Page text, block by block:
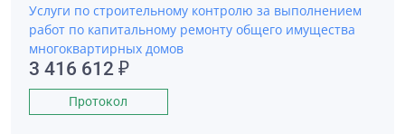
Услуги по строительному контролю за выполнением
работ по капитальному ремонту общего имущества
многоквартирных домов
3 416 612 ₽
Протокол